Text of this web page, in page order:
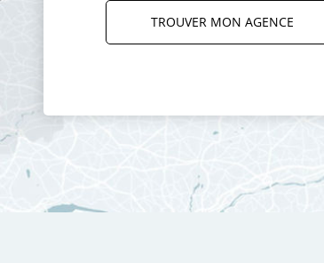
TROUVER MON AGENCE